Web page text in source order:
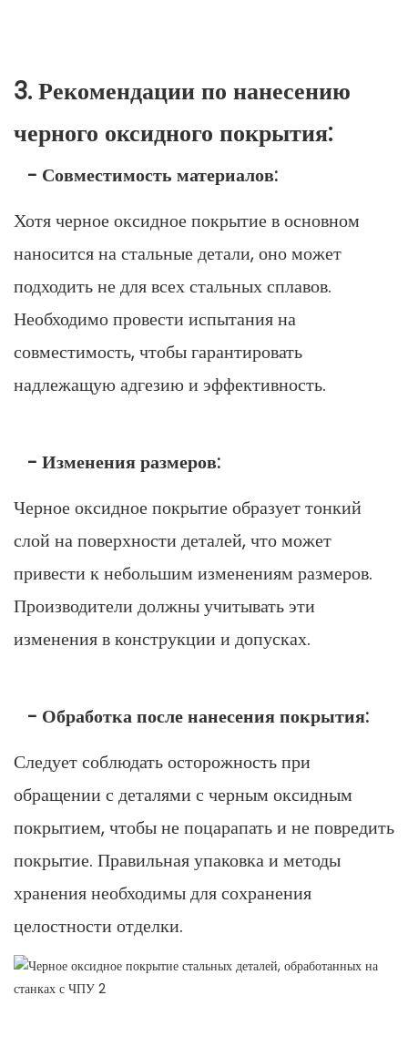
3. Рекомендации по нанесению
черного оксидного покрытия:
- Совместимость материалов:
Хотя черное оксидное покрытие в основном
наносится на стальные детали, оно может
подходить не для всех стальных сплавов.
Необходимо провести испытания на
совместимость, чтобы гарантировать
надлежащую адгезию и эффективность.
- Изменения размеров:
Черное оксидное покрытие образует тонкий
слой на поверхности деталей, что может
привести к небольшим изменениям размеров.
Производители должны учитывать эти
изменения в конструкции и допусках.
- Обработка после нанесения покрытия:
Следует соблюдать осторожность при
обращении с деталями с черным оксидным
покрытием, чтобы не поцарапать и не повредить
покрытие. Правильная упаковка и методы
хранения необходимы для сохранения
целостности отделки.